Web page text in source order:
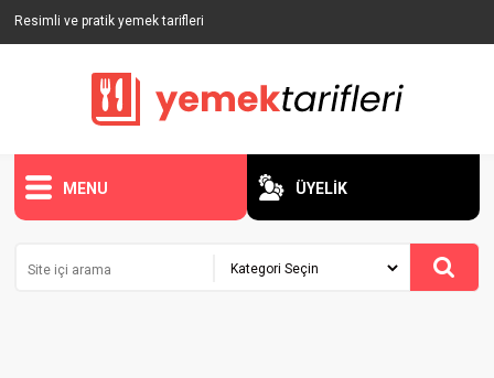
Resimli ve pratik yemek tarifleri
MENU ÜYELİK